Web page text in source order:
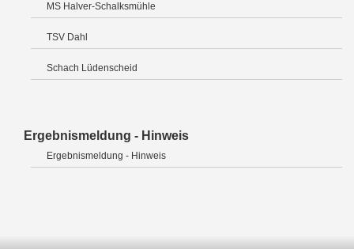
MS Halver-Schalksmühle
TSV Dahl
Schach Lüdenscheid
Ergebnismeldung - Hinweis
Ergebnismeldung - Hinweis